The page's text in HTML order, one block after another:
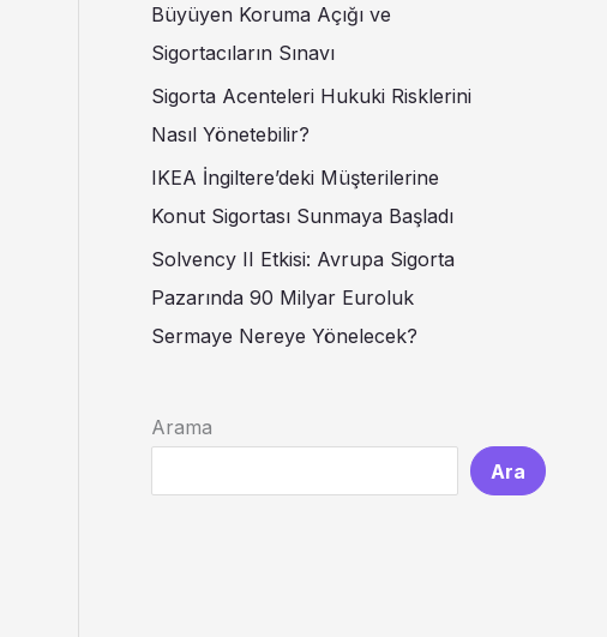
Büyüyen Koruma Açığı ve
Sigortacıların Sınavı
Sigorta Acenteleri Hukuki Risklerini
Nasıl Yönetebilir?
IKEA İngiltere’deki Müşterilerine
Konut Sigortası Sunmaya Başladı
Solvency II Etkisi: Avrupa Sigorta
Pazarında 90 Milyar Euroluk
Sermaye Nereye Yönelecek?
Arama
Ara